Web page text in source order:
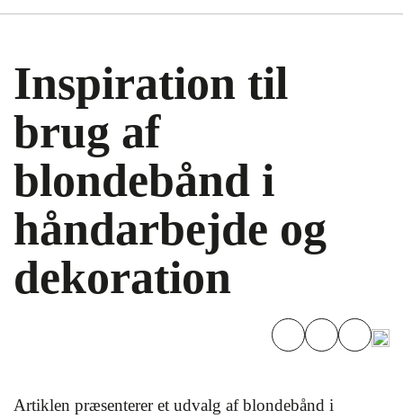
Inspiration til
brug af
blondebånd i
håndarbejde og
dekoration
Artiklen præsenterer et udvalg af blondebånd i